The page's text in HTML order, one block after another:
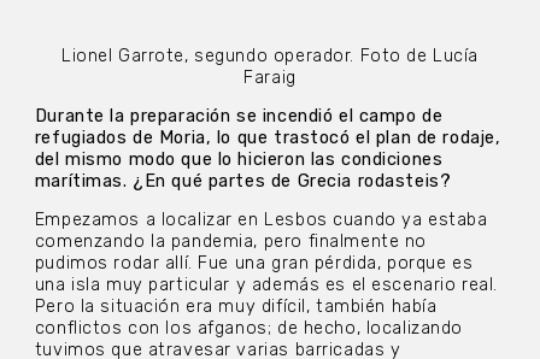
Lionel Garrote, segundo operador. Foto de Lucía
Faraig
Durante la preparación se incendió el campo de
refugiados de Moria, lo que trastocó el plan de rodaje,
del mismo modo que lo hicieron las condiciones
marítimas. ¿En qué partes de Grecia rodasteis?
Empezamos a localizar en Lesbos cuando ya estaba
comenzando la pandemia, pero finalmente no
pudimos rodar allí. Fue una gran pérdida, porque es
una isla muy particular y además es el escenario real.
Pero la situación era muy difícil, también había
conflictos con los afganos; de hecho, localizando
tuvimos que atravesar varias barricadas y